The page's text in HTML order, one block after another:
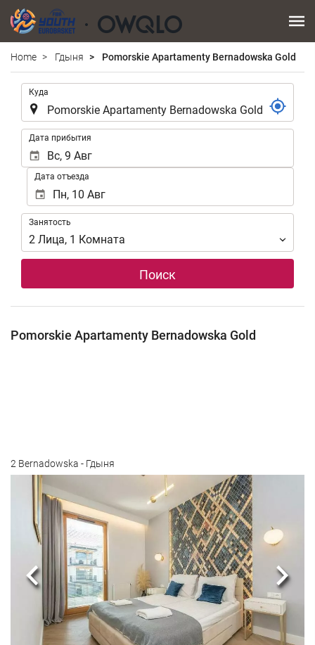
Home Гдыня Pomorskie Apartamenty Bernadowska Gold
Куда
Дата прибытия
Дата отъезда
Занятость
Занятость
2 Лица, 1 Комната
Поиск
Pomorskie Apartamenty Bernadowska Gold
2 Bernadowska - Гдыня
Предыдущий